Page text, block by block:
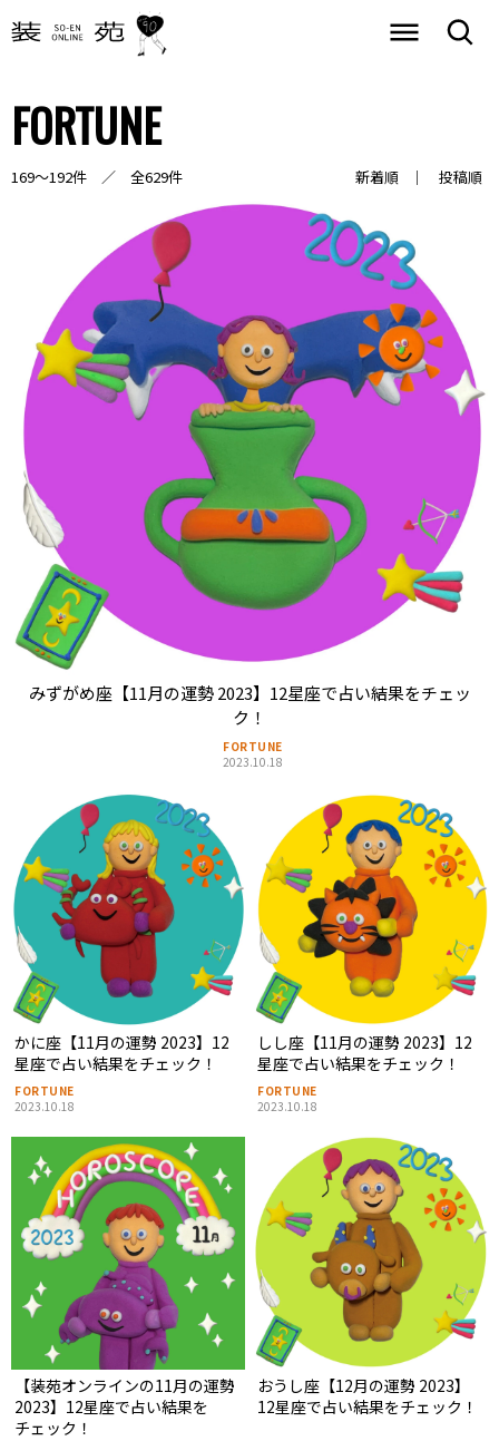
FORTUNE
169～192件 ／ 全629件 新着順 投稿順
みずがめ座【11月の運勢 2023】12星座で占い結果をチェッ
ク！
FORTUNE
2023.10.18
かに座【11月の運勢 2023】12
星座で占い結果をチェック！
FORTUNE
2023.10.18
しし座【11月の運勢 2023】12
星座で占い結果をチェック！
FORTUNE
2023.10.18
【装苑オンラインの11月の運勢
2023】12星座で占い結果を
チェック！
おうし座【12月の運勢 2023】
12星座で占い結果をチェック！